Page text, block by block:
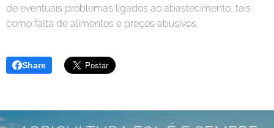
de eventuais problemas ligados ao abastecimento, tais
como falta de alimentos e preços abusivos.
Share